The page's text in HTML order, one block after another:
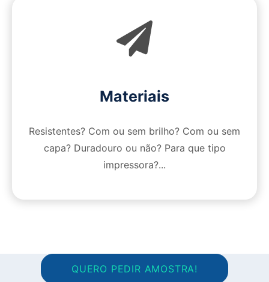
Materiais
Resistentes? Com ou sem brilho? Com ou sem
capa? Duradouro ou não? Para que tipo
impressora?...
QUERO PEDIR AMOSTRA!